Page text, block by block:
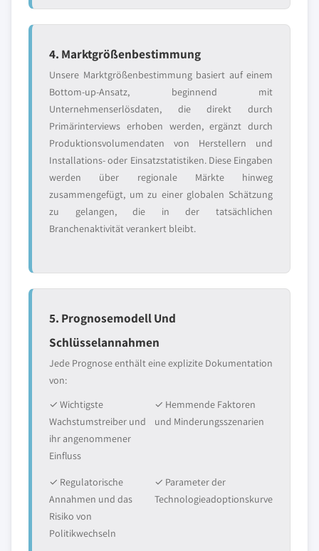
4. Marktgrößenbestimmung
Unsere Marktgrößenbestimmung basiert auf einem
Bottom-up-Ansatz, beginnend mit
Unternehmenserlösdaten, die direkt durch
Primärinterviews erhoben werden, ergänzt durch
Produktionsvolumendaten von Herstellern und
Installations- oder Einsatzstatistiken. Diese Eingaben
werden über regionale Märkte hinweg
zusammengefügt, um zu einer globalen Schätzung
zu gelangen, die in der tatsächlichen
Branchenaktivität verankert bleibt.
5. Prognosemodell Und
Schlüsselannahmen
Jede Prognose enthält eine explizite Dokumentation
von:
✓ Wichtigste
Wachstumstreiber und
ihr angenommener
Einfluss
✓ Hemmende Faktoren
und Minderungsszenarien
✓ Regulatorische
Annahmen und das
Risiko von
Politikwechseln
✓ Parameter der
Technologieadoptionskurve